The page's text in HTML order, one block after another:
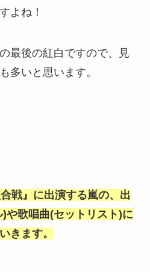
よね！
最後の紅白ですので、見
多いと思います。
戦』に出演する嵐の、出
や歌唱曲(セットリスト)に
きます。